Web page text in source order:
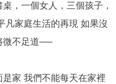
，一個女人，三個孩子，
凡家庭生活的再現 如果沒
微不足道──
家 我們不能每天在家裡